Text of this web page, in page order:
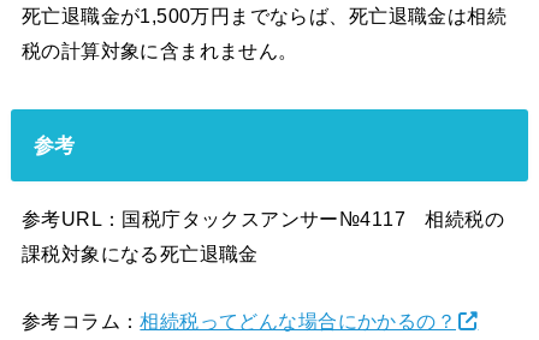
死亡退職金が1,500万円までならば、死亡退職金は相続
税の計算対象に含まれません。
参考
参考URL：国税庁タックスアンサー№4117 相続税の
課税対象になる死亡退職金
参考コラム： 相続税ってどんな場合にかかるの？